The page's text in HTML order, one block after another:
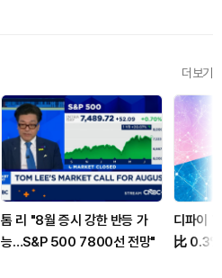
더보기
톰 리 "8월 증시 강한 반등 가
능…S&P 500 7800선 전망"
디파이
比 0.3%